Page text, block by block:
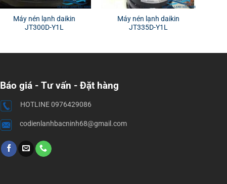
Máy nén lạnh daikin
JT300D-Y1L
Máy nén lạnh daikin
JT335D-Y1L
Báo giá - Tư vấn - Đặt hàng
HOTLINE 0976429086
codienlanhbacninh68@gmail.com